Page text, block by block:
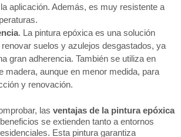
aplicación. Además, es muy resistente a
. La pintura epóxica es una solución
suelos y azulejos desgastados, ya
gran adherencia. También se utiliza en
madera, aunque en menor medida, para
y renovación.
las ventajas de la pintura epóxica
se extienden tanto a entornos
Esta pintura garantiza